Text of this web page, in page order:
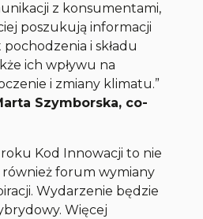
z konsumentami,
poszukują informacji
i składu
ich wpływu na
i zmiany klimatu.”
Szymborska, co-
Kod Innowacji to nie
forum wymiany
Wydarzenie będzie
Więcej